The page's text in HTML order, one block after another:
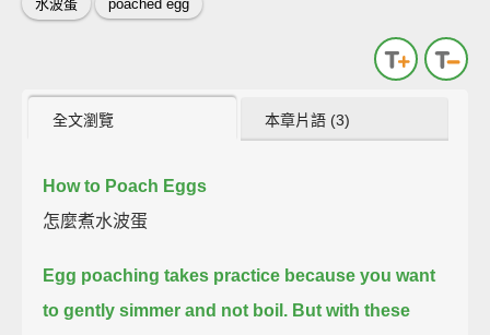
水波蛋 poached egg
全文瀏覽 本章片語 (3)
How to Poach Eggs
怎麼煮水波蛋
Egg poaching takes practice because you want
to gently simmer and not boil. But with these